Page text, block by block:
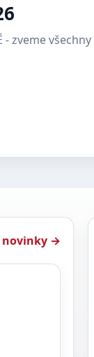
- zveme
novinky →